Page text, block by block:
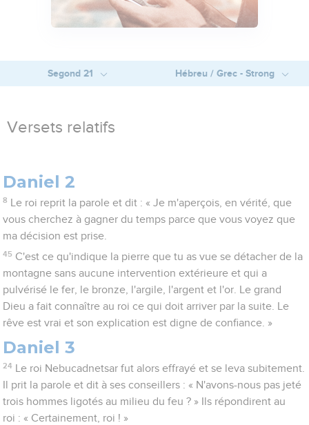
Segond 21 Hébreu / Grec - Strong
Versets relatifs
Daniel 2
8
Le roi reprit la parole et dit : « Je m'aperçois, en vérité, que
vous cherchez à gagner du temps parce que vous voyez que
ma décision est prise.
45 C'est ce qu'indique la pierre que tu as vue se détacher de la
montagne sans aucune intervention extérieure et qui a
pulvérisé le fer, le bronze, l'argile, l'argent et l'or. Le grand
Dieu a fait connaître au roi ce qui doit arriver par la suite. Le
rêve est vrai et son explication est digne de confiance. »
Daniel 3
24
Le roi Nebucadnetsar fut alors effrayé et se leva subitement.
Il prit la parole et dit à ses conseillers : « N'avons-nous pas jeté
trois hommes ligotés au milieu du feu ? » Ils répondirent au
roi : « Certainement, roi ! »